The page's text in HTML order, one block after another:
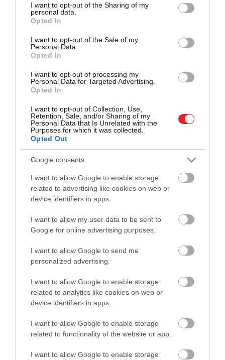
not limited to your visit or usage behaviour. You may click to
grant or deny consent to Google and its third-party tags to
use your data for below specified purposes in below Google
consent section.
I want to opt-out of the Sharing of my
personal data.
Opted In
I want to opt-out of the Sale of my
Personal Data.
Opted In
I want to opt-out of processing my
Personal Data for Targeted Advertising.
Opted In
I want to opt-out of Collection, Use,
Retention, Sale, and/or Sharing of my
Personal Data that Is Unrelated with the
Purposes for which it was collected.
Opted Out
Google consents
I want to allow Google to enable storage
related to advertising like cookies on web or
device identifiers in apps.
I want to allow my user data to be sent to
Google for online advertising purposes.
I want to allow Google to send me
personalized advertising.
I want to allow Google to enable storage
related to analytics like cookies on web or
device identifiers in apps.
I want to allow Google to enable storage
related to functionality of the website or app.
I want to allow Google to enable storage
észrevétlenül tölti ki a napjaink jelentős
részét. Sokan csak akkor döbbennek rá a
napi több órányi képernyőidőt mutatnak.
Egyre több kutatás…
a…